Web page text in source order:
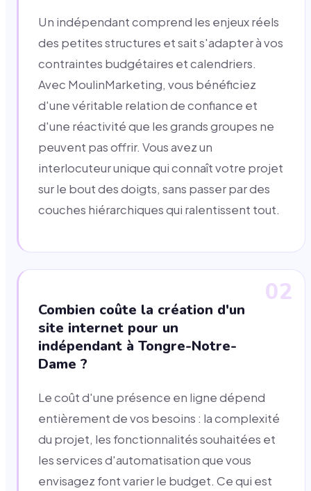
Un indépendant comprend les enjeux réels
des petites structures et sait s'adapter à vos
contraintes budgétaires et calendriers.
Avec MoulinMarketing, vous bénéficiez
d'une véritable relation de confiance et
d'une réactivité que les grands groupes ne
peuvent pas offrir. Vous avez un
interlocuteur unique qui connaît votre projet
sur le bout des doigts, sans passer par des
couches hiérarchiques qui ralentissent tout.
02
Combien coûte la création d'un
site internet pour un
indépendant à Tongre-Notre-
Dame ?
Le coût d'une présence en ligne dépend
entièrement de vos besoins : la complexité
du projet, les fonctionnalités souhaitées et
les services d'automatisation que vous
envisagez font varier le budget. Ce qui est